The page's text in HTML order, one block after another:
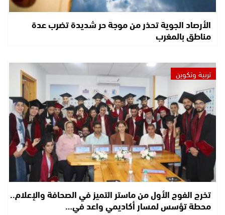
الأرصاد الجوية تحذر من موجة حر شديدة تضرب عدة
مناطق بالمغرب
تربية وتكوين
تخرج الفوج الأول من ماستر التميز في الصحافة والإعلام..
محطة تؤسس لمسار أكاديمي واعد في…